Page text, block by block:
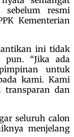
sebelum resmi
Kementerian
ini tidak
“Jika ada
untuk
kami. Kami
transparan dan
seluruh calon
menjelang